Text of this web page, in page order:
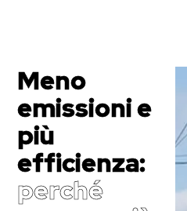
Meno
emissioni e
più
efficienza:
perché